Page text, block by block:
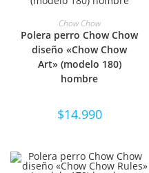
SELECCIONAR OPCIONES
Chow Chow
Polera perro Chow Chow
diseño «Chow Chow
Art» (modelo 180)
hombre
$14.990